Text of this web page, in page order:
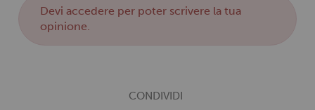
nostri partner che si occupano di analisi dei dati web,
pubblicità e social media, i quali potrebbero combinarle
con altre informazioni che hai fornito loro o che hanno
Deviaccedere per poter scrivere la tua
opinione.
CONDIVIDI